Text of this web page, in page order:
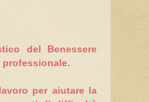
del Benessere
professionale.
per aiutare la